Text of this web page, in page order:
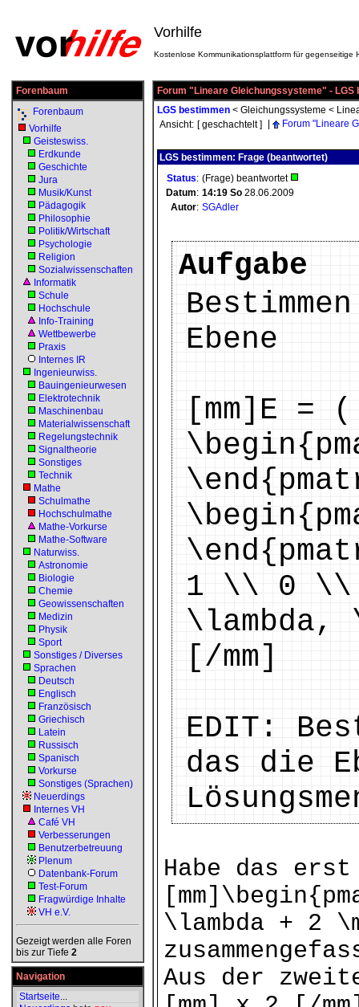
Vorhilfe
Kostenlose Kommunikationsplattform für gegenseitige
Forenbaum
Forenbaum
Vorhilfe
Geisteswiss.
Erdkunde
Geschichte
Jura
Musik/Kunst
Pädagogik
Philosophie
Politik/Wirtschaft
Psychologie
Religion
Sozialwissenschaften
Informatik
Schule
Hochschule
Info-Training
Wettbewerbe
Praxis
Internes IR
Ingenieurwiss.
Bauingenieurwesen
Elektrotechnik
Maschinenbau
Materialwissenschaft
Regelungstechnik
Signaltheorie
Sonstiges
Technik
Mathe
Schulmathe
Hochschulmathe
Mathe-Vorkurse
Mathe-Software
Naturwiss.
Astronomie
Biologie
Chemie
Geowissenschaften
Medizin
Physik
Sport
Sonstiges / Diverses
Sprachen
Deutsch
Englisch
Französisch
Griechisch
Latein
Russisch
Spanisch
Vorkurse
Sonstiges (Sprachen)
Neuerdings
Internes VH
Café VH
Verbesserungen
Benutzerbetreuung
Plenum
Datenbank-Forum
Test-Forum
Fragwürdige Inhalte
VH e.V.
Gezeigt werden alle Foren
bis zur Tiefe 2
Navigation
Startseite...
Forum "Lineare Gleichungssysteme" - LGS
LGS bestimmen < Gleichungssysteme <
Ansicht: [ geschachtelt ] Forum "Lineare
LGS bestimmen: Frage (beantwortet)
Status: (Frage) beantwortet
Datum: 14:19 So 28.06.2009
Autor: SGAdler
Aufgabe
Ebene
[mm]E =
1 \\ 0 \\
[/mm]
EDIT:
das die
Habe das
\lambda + 2
Aus der